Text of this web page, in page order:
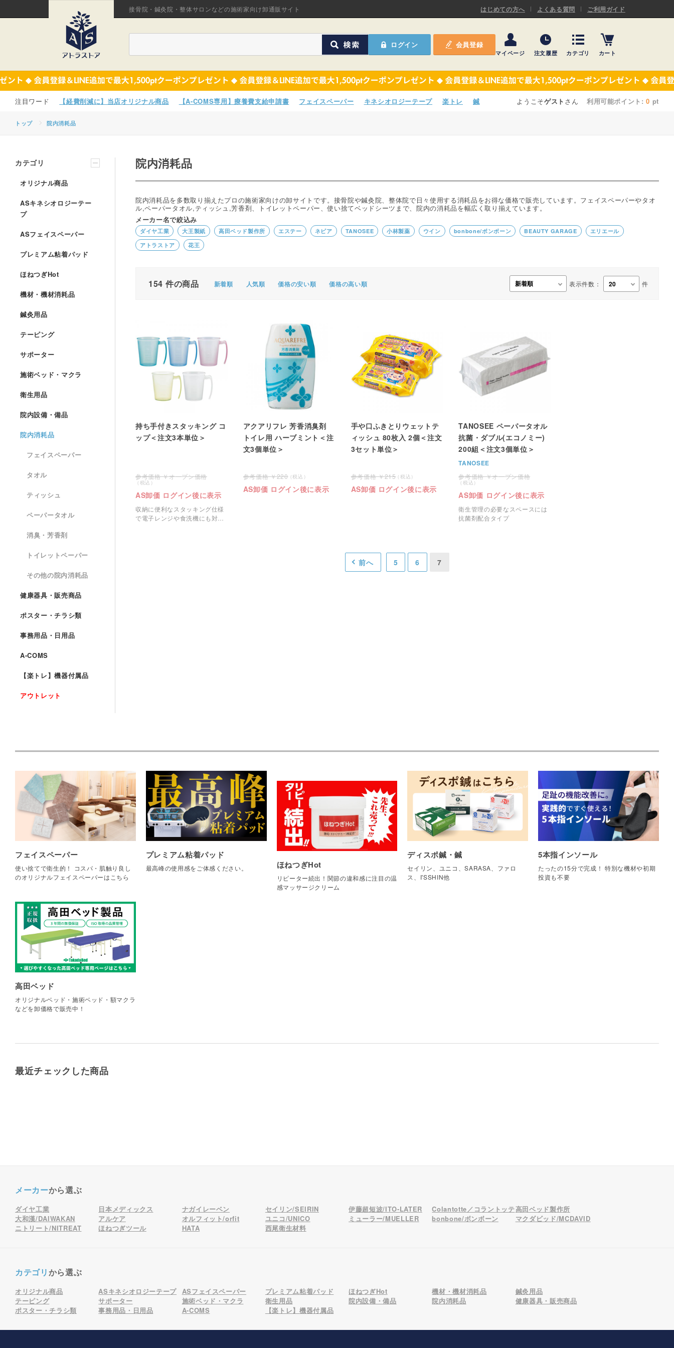
接骨院・鍼灸院・整体サロンなどの施術家向け卸通販サイト はじめての方へ よくある質問 ご利用ガイド
ログイン 会員登録
マイページ 注文履歴 カテゴリ
オリジナル商品 ASキネシオロジーテープ
院内消耗品 健康器具・販売商品
ポスター・チラシ類 事務用品・日用品
カート
【経費削減に】当店オリジナル商品 【A-COMS専用】療養費支給申請書 フェイスペーパー キネシオロジーテープ 楽トレ 鍼 ようこそゲスト さん 利用可能ポイント:0 pt
トップ 院内消耗品
院内消耗品
院内消耗品を多数取り揃えたプロの施術家向けの卸サイトです。接骨院や鍼灸院、整体院で日々使用する消耗品をお得な価格で販売しています。フェイスペーパーやタオ
ル,ペーパータオル,ティッシュ,芳香剤、トイレットペーパー、使い捨てベッドシーツまで、院内の消耗品を幅広く取り揃えています。
メーカー名で絞込み
ダイヤ工業 大王製紙 高田ベッド製作所 エステー ネピア TANOSEE 小林製薬 ウイン bonbone/ボンボーン BEAUTY GARAGE
エリエール
アトラストア
花王
154 件の商品 新着順 人気順 価格の安い順 価格の高い順 表示件数： 件
持ち手付きスタッキング コ
ップ＜注文3本単位＞
オープン価格
AS卸価 ログイン後に表示
収納に便利なスタッキング仕様
で電子レンジや食洗機にも対応
アクアリフレ 芳香消臭剤
トイレ用 ハーブミント＜注
文3個単位＞
220
AS卸価 ログイン後に表示
手や口ふきとりウェットテ
ィッシュ 80枚入 2個＜注文
3セット単位＞
215
AS卸価 ログイン後に表示
TANOSEE ペーパータオル
抗菌・ダブル(エコノミー)
200組＜注文3個単位＞
TANOSEE
オープン価格
AS卸価 ログイン後に表示
衛生管理の必要なスペースには
抗菌剤配合タイプ
前へ 5 6 7
カテゴリ
オリジナル商品
ASキネシオロジーテー
プ
ASフェイスペーパー
プレミアム粘着パッド
ほねつぎHot
機材・機材消耗品
鍼灸用品
テーピング
サポーター
施術ベッド・マクラ
衛生用品
院内設備・備品
院内消耗品
フェイスペーパー
タオル
ティッシュ
ペーパータオル
消臭・芳香剤
トイレットペーパー
その他の院内消耗品
健康器具・販売商品
ポスター・チラシ類
事務用品・日用品
A-COMS
【楽トレ】機器付属品
アウトレット
フェイスペーパー
使い捨てで衛生的！ コスパ・肌触り良し
のオリジナルフェイスペーパーはこちら
プレミアム粘着パッド
最高峰の使用感をご体感ください。 ほねつぎHot
リピーター続出！関節の違和感に注目の温
感マッサージクリーム
ディスポ鍼・鍼
セイリン、ユニコ、SARASA、ファロ
ス、I'SSHIN他
5本指インソール
たったの15分で完成！ 特別な機材や初期
投資も不要
高田ベッド
オリジナルベッド・施術ベッド・額マクラ
などを卸価格で販売中！
最近チェックした商品
メーカーから選ぶ
ダイヤ工業 日本メディックス ナガイレーベン セイリン/SEIRIN 伊藤超短波/ITO-LATER Colantotte／コラントッテ高田ベッド製作所
大和漢/DAIWAKAN
アルケア オルフィット/orfit ユニコ/UNICO ミューラー/MUELLER bonbone/ボンボーン
マクダビッド/MCDAVID
ニトリート/NITREAT
ほねつぎツール HATA 西尾衛生材料
カテゴリから選ぶ
オリジナル商品 ASキネシオロジーテープ ASフェイスペーパー プレミアム粘着パッド ほねつぎHot 機材・機材消耗品
鍼灸用品
テーピング
サポーター 施術ベッド・マクラ 衛生用品 院内設備・備品 院内消耗品
健康器具・販売商品
ポスター・チラシ類
事務用品・日用品 A-COMS 【楽トレ】機器付属品
ほねつぎHot 機材・機材消耗品
鍼灸用品 テーピング
サポーター 施術ベッド・マクラ
A-COMS 【楽トレ】機器付属品
アウトレット